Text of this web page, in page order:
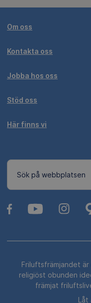
Om oss
Kontakta oss
Jobba hos oss
Stöd oss
Här finns vi
Sök på webbplatsen
Friluftsfrämjandet
religiöst obunden
främjat
Låt